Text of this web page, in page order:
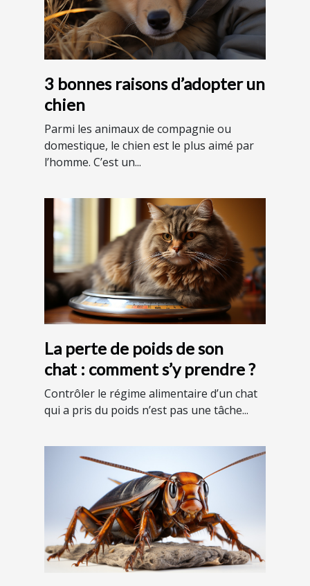
3 bonnes raisons d’adopter un
chien
Parmi les animaux de compagnie ou
domestique, le chien est le plus aimé par
l’homme. C’est un...
La perte de poids de son
chat : comment s’y prendre ?
Contrôler le régime alimentaire d’un chat
qui a pris du poids n’est pas une tâche...